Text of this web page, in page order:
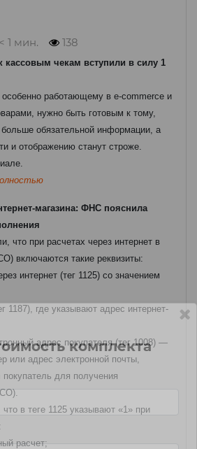
< 1 мин. 138
кассовым чекам вступили в силу 1
работающему в e-commerce и
нужно быть готовым к тому,
больше обязательной информации, а
и отображению станут строже.
магазина: ФНС пояснила
что при расчетах через интернет в
включаются такие реквизиты:
интернет (тег 1125) со значением
1187), где указывают адрес интернет-
адрес покупателя (тег 1008) —
или адрес электронной почты,
для получения
в теге 1125 указывают «1» при
расчет;
комплекта